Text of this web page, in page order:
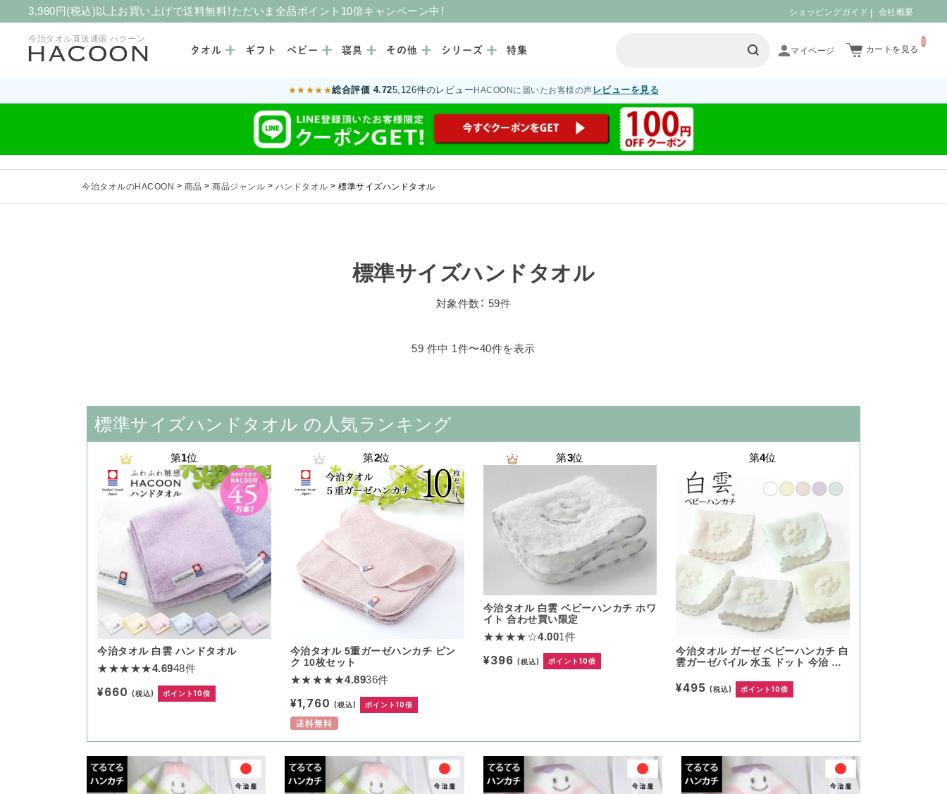
3,980円(税込)以上お買い上げで送料無料！ただいま全品ポイント10倍キャンペーン中！ ショッピングガイド 会社概要
今治タオル直送通販 ハクーン
タオル
ギフト ベビー 寝具 その他 シリーズ 特集 カートを見る
0
★★★★★総合評価 4.725,126件のレビューHACOONに届いたお客様の声 レビューを見る
今治タオルのHACOON > 商品 > 商品ジャンル > ハンドタオル > 標準サイズハンドタオル
標準サイズハンドタオル
対象件数： 59件
59 件中 1件〜40件を表示
標準サイズハンドタオル の人気ランキング
第1位
今治タオル 白雲 ハンドタオル
★★★★★4.6948件
¥660 (税込) ポイント10倍
第2位
今治タオル 5重ガーゼハンカチ ピン
ク 10枚セット
★★★★★4.8936件
¥1,760 (税込) ポイント10倍
送料無料
第3位
今治タオル 白雲 ベビーハンカチ ホワ
イト 合わせ買い限定
★★★★☆4.001件
¥396 (税込) ポイント10倍
第4位
今治タオル ガーゼ ベビーハンカチ 白
雲ガーゼパイル 水玉 ドット 今治 日
タオル ガーゼタオル ガーゼパイル か
わいい 日本製 綿100％ コットン パイ
¥495(税込) ポイント10倍